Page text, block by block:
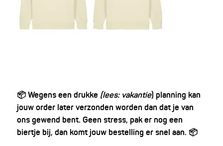
📦 Wegens een drukke (lees: vakantie) planning kan
jouw order later verzonden worden dan dat je van
ons gewend bent. Geen stress, pak er nog een
biertje bij, dan komt jouw bestelling er snel aan. 📦